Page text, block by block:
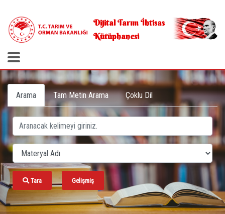
Dijital Tarım İhtisas
Kütüphanesi
Arama Tam Metin Arama Çoklu Dil
Tara Gelişmiş